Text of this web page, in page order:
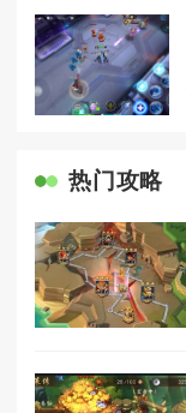
热门攻略